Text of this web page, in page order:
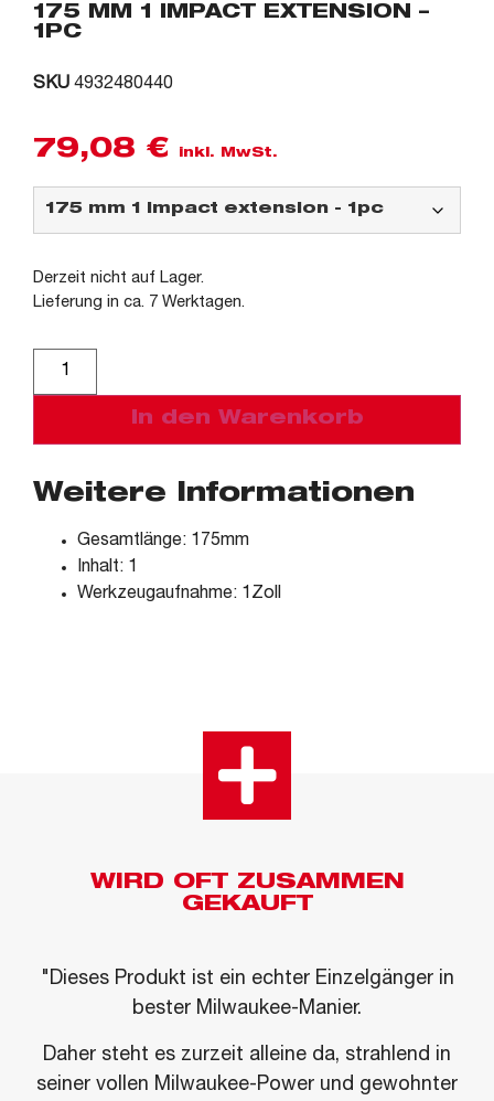
175 MM 1 IMPACT EXTENSION –
1PC
SKU 4932480440
79,08 € inkl. MwSt.
Derzeit nicht auf Lager.
Lieferung in ca. 7 Werktagen.
In den Warenkorb
Weitere Informationen
Gesamtlänge: 175mm
Inhalt: 1
Werkzeugaufnahme: 1Zoll
WIRD OFT ZUSAMMEN
GEKAUFT
"Dieses Produkt ist ein echter Einzelgänger in
bester Milwaukee-Manier.
Daher steht es zurzeit alleine da, strahlend in
seiner vollen Milwaukee-Power und gewohnter